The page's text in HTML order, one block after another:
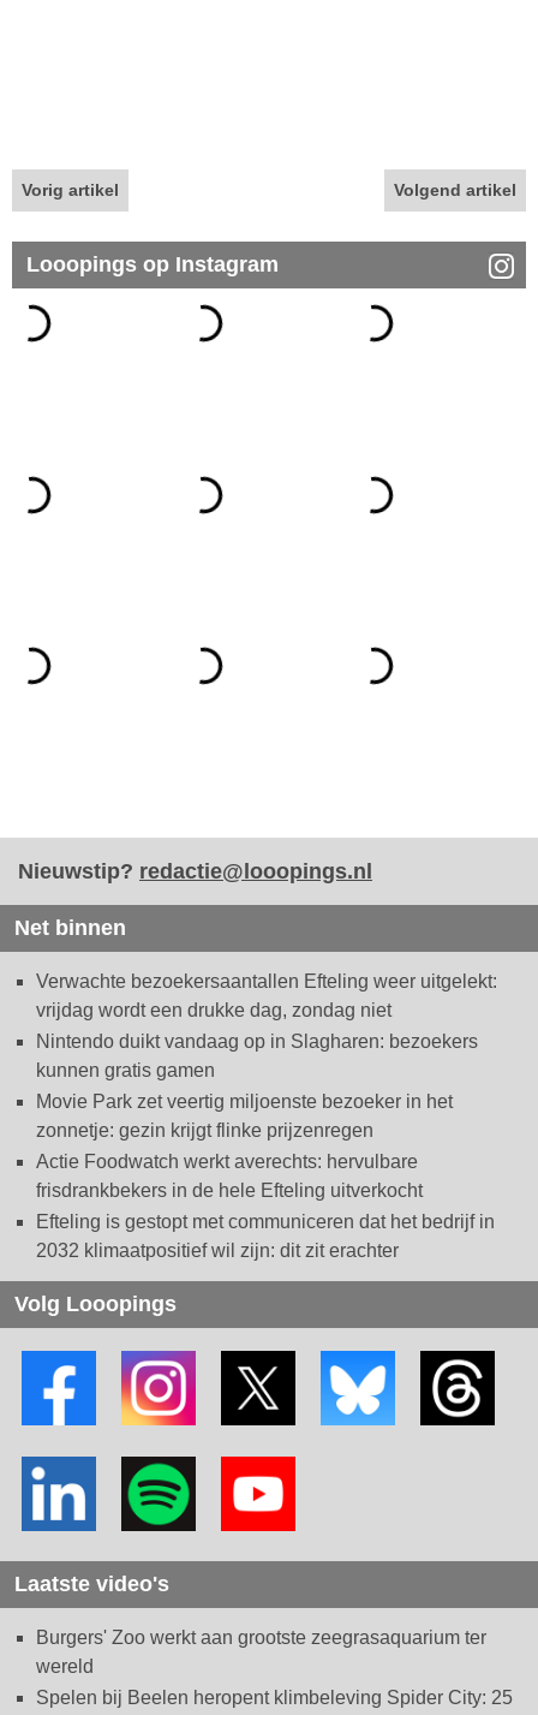
Vorig artikel Volgend artikel
Looopings op Instagram
Nieuwstip? redactie@looopings.nl
Net binnen
Verwachte bezoekersaantallen Efteling weer uitgelekt:
vrijdag wordt een drukke dag, zondag niet
Nintendo duikt vandaag op in Slagharen: bezoekers
kunnen gratis gamen
Movie Park zet veertig miljoenste bezoeker in het
zonnetje: gezin krijgt flinke prijzenregen
Actie Foodwatch werkt averechts: hervulbare
frisdrankbekers in de hele Efteling uitverkocht
Efteling is gestopt met communiceren dat het bedrijf in
2032 klimaatpositief wil zijn: dit zit erachter
Volg Looopings
Laatste video's
Burgers' Zoo werkt aan grootste zeegrasaquarium ter
wereld
Spelen bij Beelen heropent klimbeleving Spider City: 25